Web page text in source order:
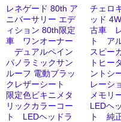
レネゲード 80th ア
ニバーサリー エデ
ィション 80th限定
車 ワンオーナー
デュアルペイン
パノラミックサン
ルーフ 電動ブラッ
クレザーシート
限定色ビキニメタ
リックカラーコー
ト LEDヘッドラ
チェロ
ッド
古車
ト ア
スピー
トヒー
ントシ
レーシ
メモリ
LEDヘ
ト 純